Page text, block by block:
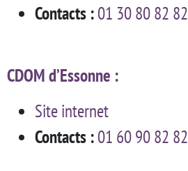
Contacts :01 30 80 82 82
CDOM d’Essonne :
Site internet
Contacts :01 60 90 82 82